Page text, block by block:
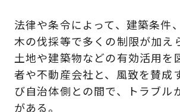
法律や条令によって、建築条件
木の伐採等で多くの制限が加え
土地や建築物などの有効活用を
者や不動産会社と、風致を賛成
び自治体側との間で、トラブル
がある。